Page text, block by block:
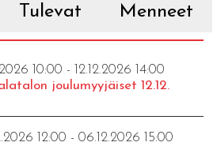
Tulevat Menneet
10:00 - 12.12.2026 14:00
joulumyyjäiset 12.12.
12:00 - 06.12.2026 15:00